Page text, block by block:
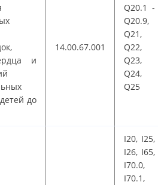
и
до
14.00.67.001
Q20.1 -
Q20.9,
Q21,
Q22,
Q23,
Q24,
Q25
I20, I25,
I26, I65,
I70.0,
I70.1,